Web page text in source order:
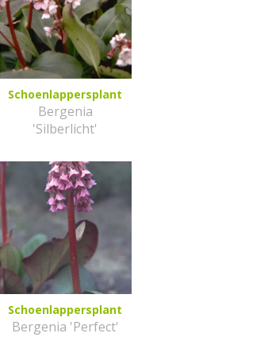
Schoenlappersplant
Bergenia
'Silberlicht'
Schoenlappersplant
Bergenia 'Perfect'